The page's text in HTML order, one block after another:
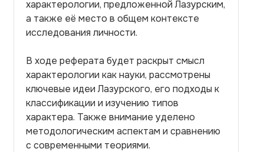
характерологии, предложенной Лазурским,
а также её место в общем контексте
исследования личности.
В ходе реферата будет раскрыт смысл
характерологии как науки, рассмотрены
ключевые идеи Лазурского, его подходы к
классификации и изучению типов
характера. Также внимание уделено
методологическим аспектам и сравнению
с современными теориями.